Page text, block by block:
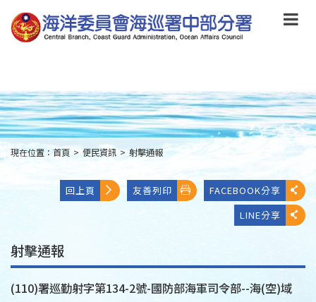
到
主
要
to
main
content
:::
現在位置： 首頁 > 便民資訊 > 射擊通報
回上頁 友善列印
FACEBOOK分享
LINE分享
射擊通報
(110)署巡勤射字第134-2號-國防部海軍司令部--海(空)域